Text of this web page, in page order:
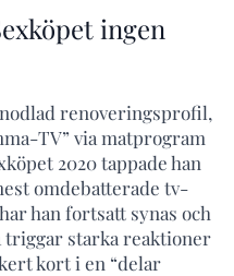
ingen
renoveringsprofil,
TV” via matprogram
2020 tappade han
omdebatterade tv-
han fortsatt synas och
triggar starka reaktioner
kort i en “delar